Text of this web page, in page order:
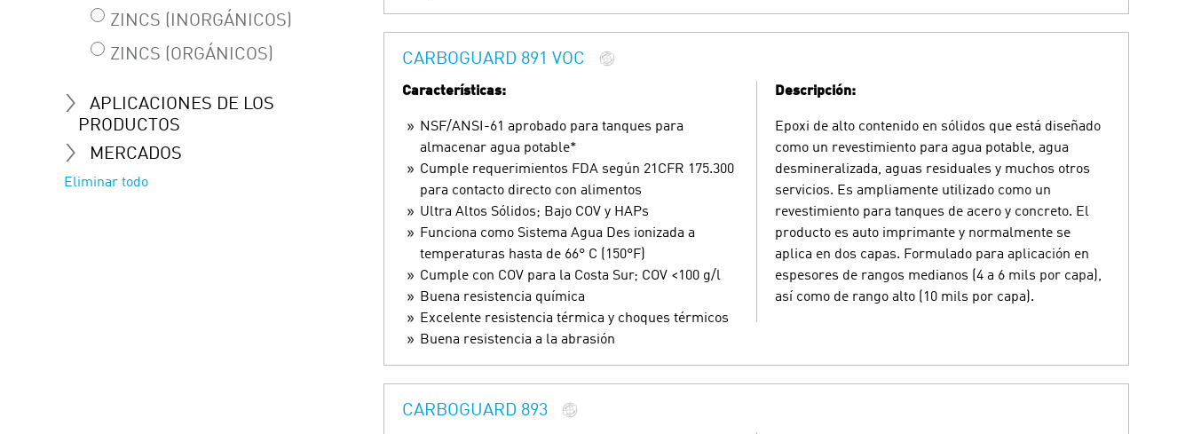
ZINCS (INORGÁNICOS)
ZINCS (ORGÁNICOS)
APLICACIONES DE LOS
PRODUCTOS
MERCADOS
Eliminar todo
CARBOGUARD 891 VOC
Características:
NSF/ANSI-61 aprobado para tanques para
almacenar agua potable*
Cumple requerimientos FDA según 21CFR 175.300
para contacto directo con alimentos
Ultra Altos Sólidos; Bajo COV y HAPs
Funciona como Sistema Agua Des ionizada a
temperaturas hasta de 66° C (150°F)
Cumple con COV para la Costa Sur; COV <100 g/l
Buena resistencia química
Excelente resistencia térmica y choques térmicos
Buena resistencia a la abrasión
Descripción:
Epoxi de alto contenido en sólidos que está diseñado
como un revestimiento para agua potable, agua
desmineralizada, aguas residuales y muchos otros
servicios. Es ampliamente utilizado como un
revestimiento para tanques de acero y concreto. El
producto es auto imprimante y normalmente se
aplica en dos capas. Formulado para aplicación en
espesores de rangos medianos (4 a 6 mils por capa),
así como de rango alto (10 mils por capa).
CARBOGUARD 893